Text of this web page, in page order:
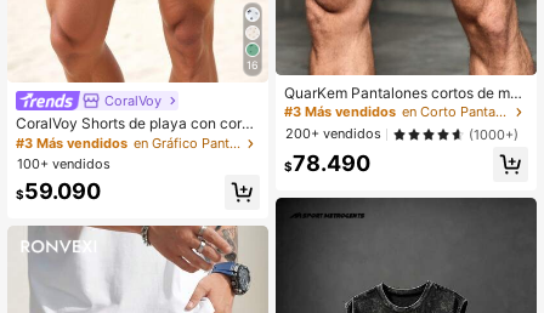
16
CoralVoy
CoralVoy Shorts de playa con cordó
n y bolsillo con estampado de palm
eras para hombres, shorts de playa
beige para hombre, traje de baño de
vacaciones para hombres
#3 Más vendidos
en Gráfico Pantalones cortos de playa para hombre
100+ vendidos
$59.090
QuarKem Pantalones cortos de mez
clilla sueltos y de pierna recta con b
olsillos oblicuos para hombres, colo
r azul marino liso para salir en veran
o
#3 Más vendidos
en Corto Pantalones cortos vaqueros para hombre
200+ vendidos
(1000+)
$78.490